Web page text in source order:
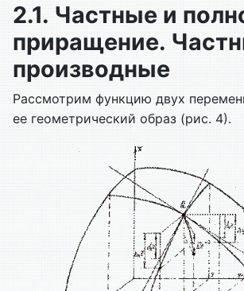
2.1. Частные и
приращение.
производные
Рассмотрим функцию двух
ее геометрический образ (рис. 4).